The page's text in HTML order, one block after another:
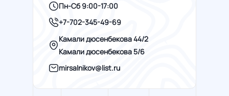
Пн-Сб 9:00-17:00
+7-702-345-49-69
Камали дюсенбекова 44/2
Камали дюсенбекова 5/6
mirsalnikov@list.ru